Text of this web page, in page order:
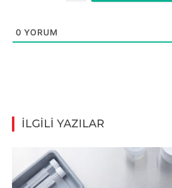
0 YORUM
İLGİLİ YAZILAR